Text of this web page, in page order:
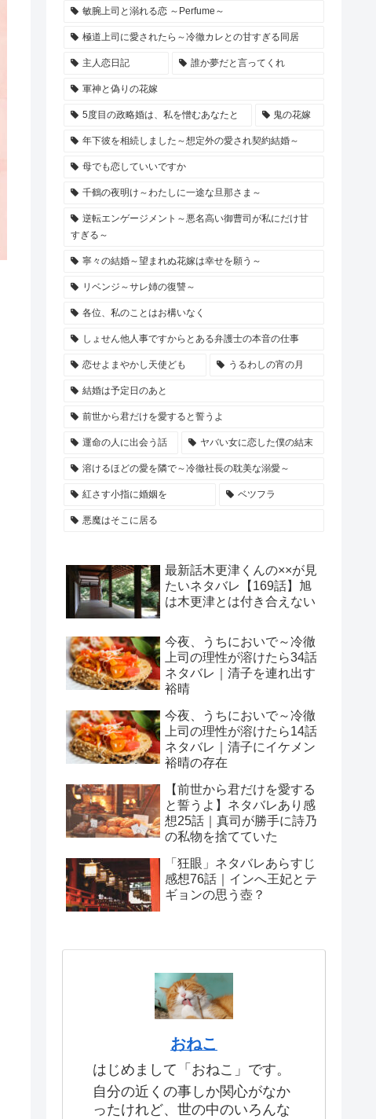
敏腕上司と溺れる恋 ～Perfume～
極道上司に愛されたら～冷徹カレとの甘すぎる同居
主人恋日記 誰か夢だと言ってくれ
軍神と偽りの花嫁
5度目の政略婚は、私を憎むあなたと 鬼の花嫁
年下彼を相続しました～想定外の愛され契約結婚～
母でも恋していいですか
千鶴の夜明け～わたしに一途な旦那さま～
逆転エンゲージメント～悪名高い御曹司が私にだけ甘
すぎる～
寧々の結婚～望まれぬ花嫁は幸せを願う～
リベンジ～サレ姉の復讐～
各位、私のことはお構いなく
しょせん他人事ですからとある弁護士の本音の仕事
恋せよまやかし天使ども うるわしの宵の月
結婚は予定日のあと
前世から君だけを愛すると誓うよ
運命の人に出会う話 ヤバい女に恋した僕の結末
溶けるほどの愛を隣で～冷徹社長の耽美な溺愛～
紅さす小指に婚姻を ベツフラ
悪魔はそこに居る
最新話木更津くんの××が見
たいネタバレ【169話】旭
は木更津とは付き合えない
今夜、うちにおいで～冷徹
上司の理性が溶けたら34話
ネタバレ｜清子を連れ出す
裕晴
今夜、うちにおいで～冷徹
上司の理性が溶けたら14話
ネタバレ｜清子にイケメン
裕晴の存在
【前世から君だけを愛する
と誓うよ】ネタバレあり感
想25話｜真司が勝手に詩乃
の私物を捨てていた
「狂眼」ネタバレあらすじ
感想76話｜インへ王妃とテ
ギョンの思う壺？
おねこ
はじめまして「おねこ」です。
自分の近くの事しか関心がなか
ったけれど、世の中のいろんな